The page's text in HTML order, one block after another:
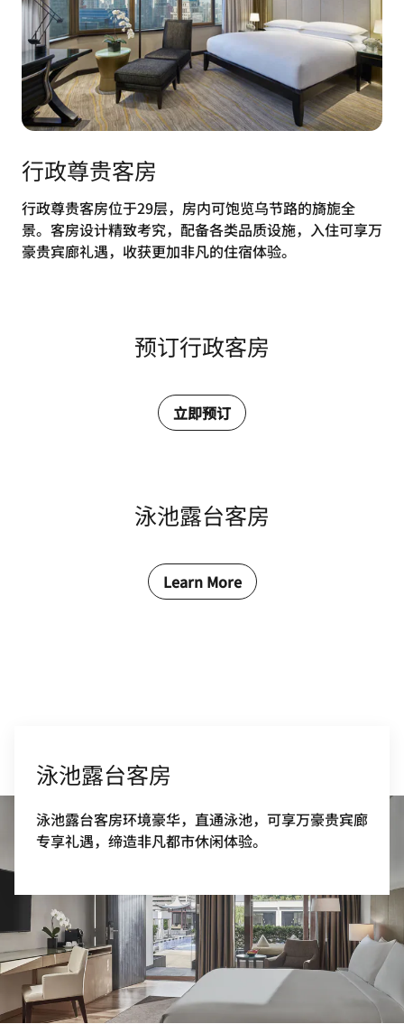
行政尊贵客房
行政尊贵客房位于29层，房内可饱览乌节路的旖旎全
景。客房设计精致考究，配备各类品质设施，入住可享万
豪贵宾廊礼遇，收获更加非凡的住宿体验。
预订行政客房
立即预订
泳池露台客房
Learn More
泳池露台客房
泳池露台客房环境豪华，直通泳池，可享万豪贵宾廊
专享礼遇，缔造非凡都市休闲体验。